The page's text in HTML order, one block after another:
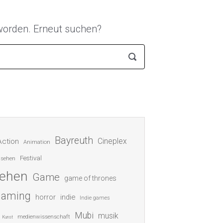
Erneut suchen?
Animation Bayreuth Cineplex
Festival
Game game of thrones
horror indie Indie games
Kunst medienwissenschaft Mubi musik